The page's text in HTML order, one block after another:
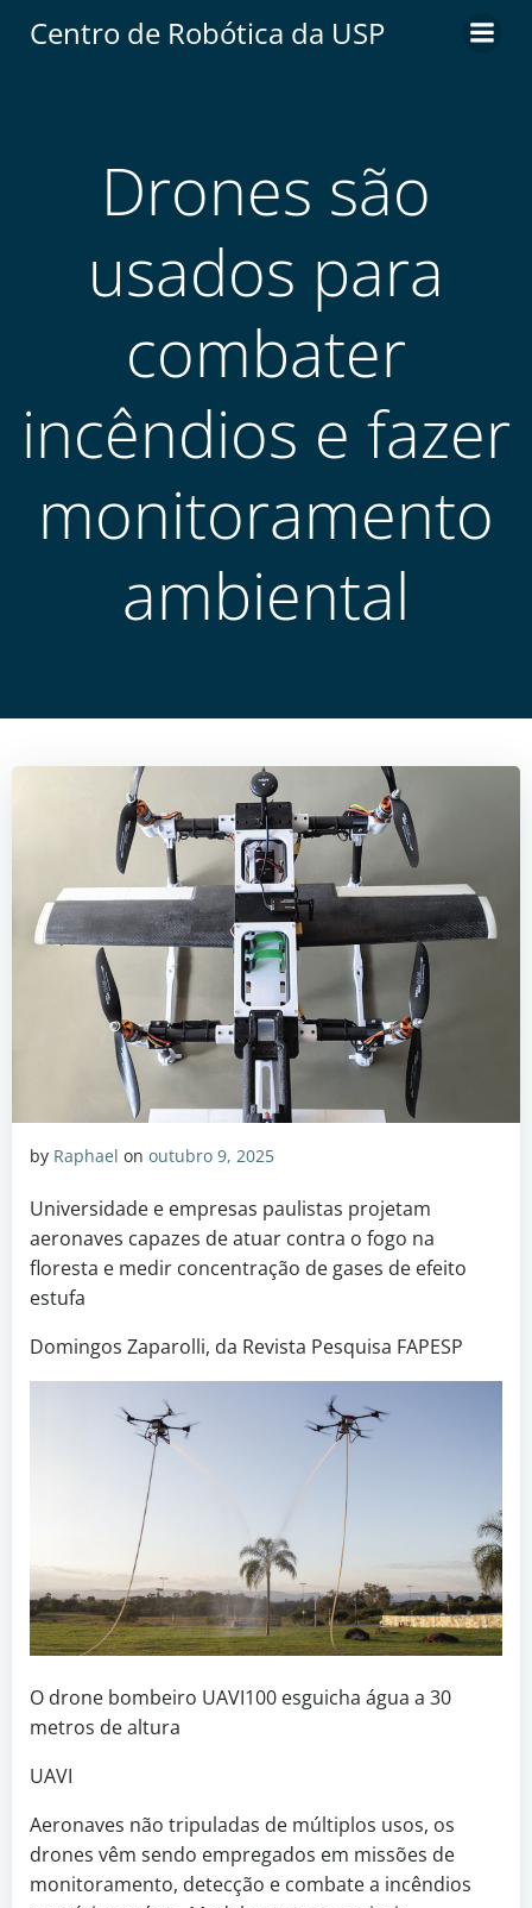
Centro de Robótica da USP
Drones são
usados para
combater
incêndios e fazer
monitoramento
ambiental
by Raphael on outubro 9, 2025
Universidade e empresas paulistas projetam
aeronaves capazes de atuar contra o fogo na
floresta e medir concentração de gases de efeito
estufa
Domingos Zaparolli, da Revista Pesquisa FAPESP
O drone bombeiro UAVI100 esguicha água a 30
metros de altura
UAVI
Aeronaves não tripuladas de múltiplos usos, os
drones vêm sendo empregados em missões de
monitoramento, detecção e combate a incêndios